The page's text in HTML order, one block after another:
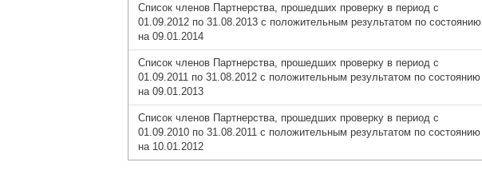
Список членов Партнерства, прошедших проверку в период с
01.09.2012 по 31.08.2013 с положительным результатом по состоянию
на 09.01.2014
Список членов Партнерства, прошедших проверку в период с
01.09.2011 по 31.08.2012 с положительным результатом по состоянию
на 09.01.2013
Список членов Партнерства, прошедших проверку в период с
01.09.2010 по 31.08.2011 с положительным результатом по состоянию
на 10.01.2012